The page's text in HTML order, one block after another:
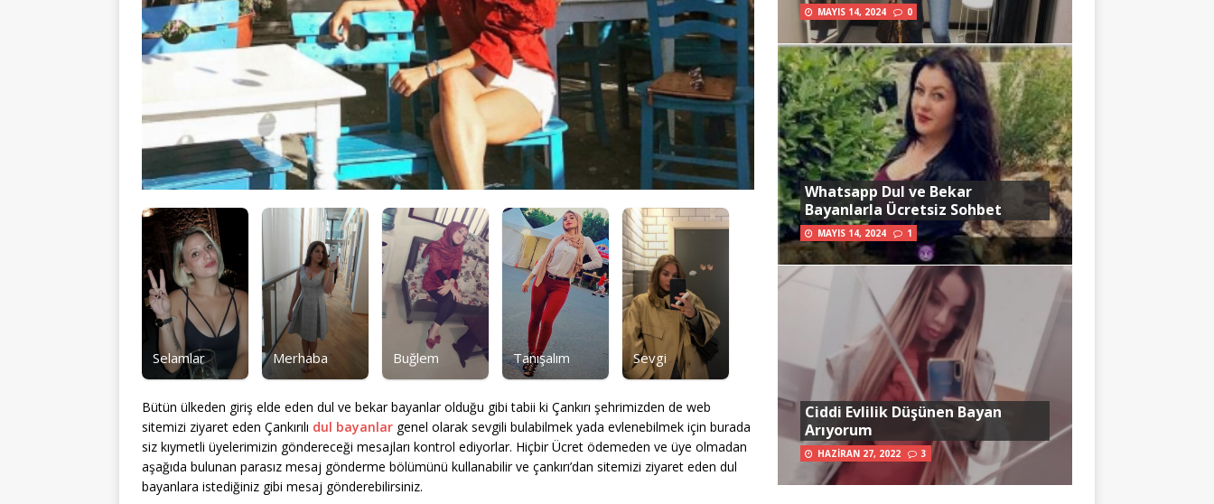
Selamlar Merhaba Buğlem Tanışalım Sevgi
Bütün ülkeden giriş elde eden dul ve bekar bayanlar olduğu gibi tabii ki Çankırı şehrimizden de web
sitemizi ziyaret eden Çankırılı dul bayanlar genel olarak sevgili bulabilmek yada evlenebilmek için burada
siz kıymetli üyelerimizin göndereceği mesajları kontrol ediyorlar. Hiçbir Ücret ödemeden ve üye olmadan
aşağıda bulunan parasız mesaj gönderme bölümünü kullanabilir ve çankırı’dan sitemizi ziyaret eden dul
bayanlara istediğiniz gibi mesaj gönderebilirsiniz.
MAYIS 14, 2024 0
Whatsapp Dul ve Bekar
Bayanlarla Ücretsiz Sohbet
MAYIS 14, 2024 1
Ciddi Evlilik Düşünen Bayan
Arıyorum
HAZIRAN 27, 2022 3